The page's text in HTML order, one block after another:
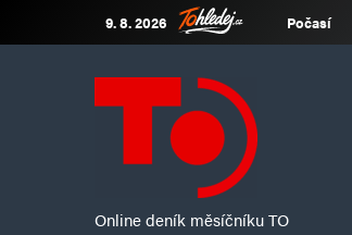
9. 8. 2026 Počasí
Online deník měsíčníku TO